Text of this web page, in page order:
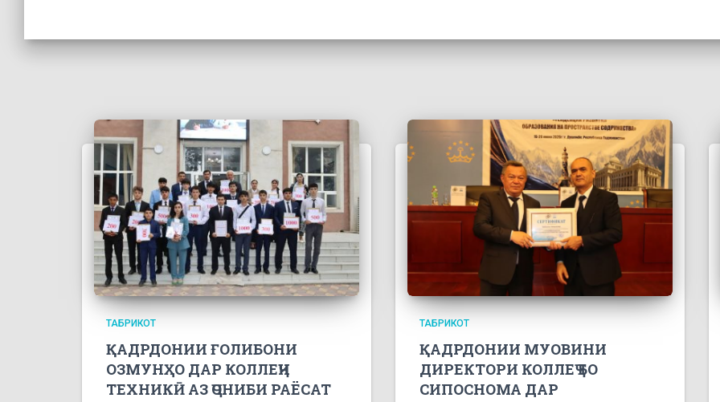
ТАБРИКОТ
ҚАДРДОНИИ ҒОЛИБОНИ
ОЗМУНҲО ДАР КОЛЛЕҶИ
ТЕХНИКӢ АЗ ҶОНИБИ РАЁСАТ
ТАБРИКОТ
ҚАДРДОНИИ МУОВИНИ
ДИРЕКТОРИ КОЛЛЕҶ БО
СИПОСНОМА ДАР